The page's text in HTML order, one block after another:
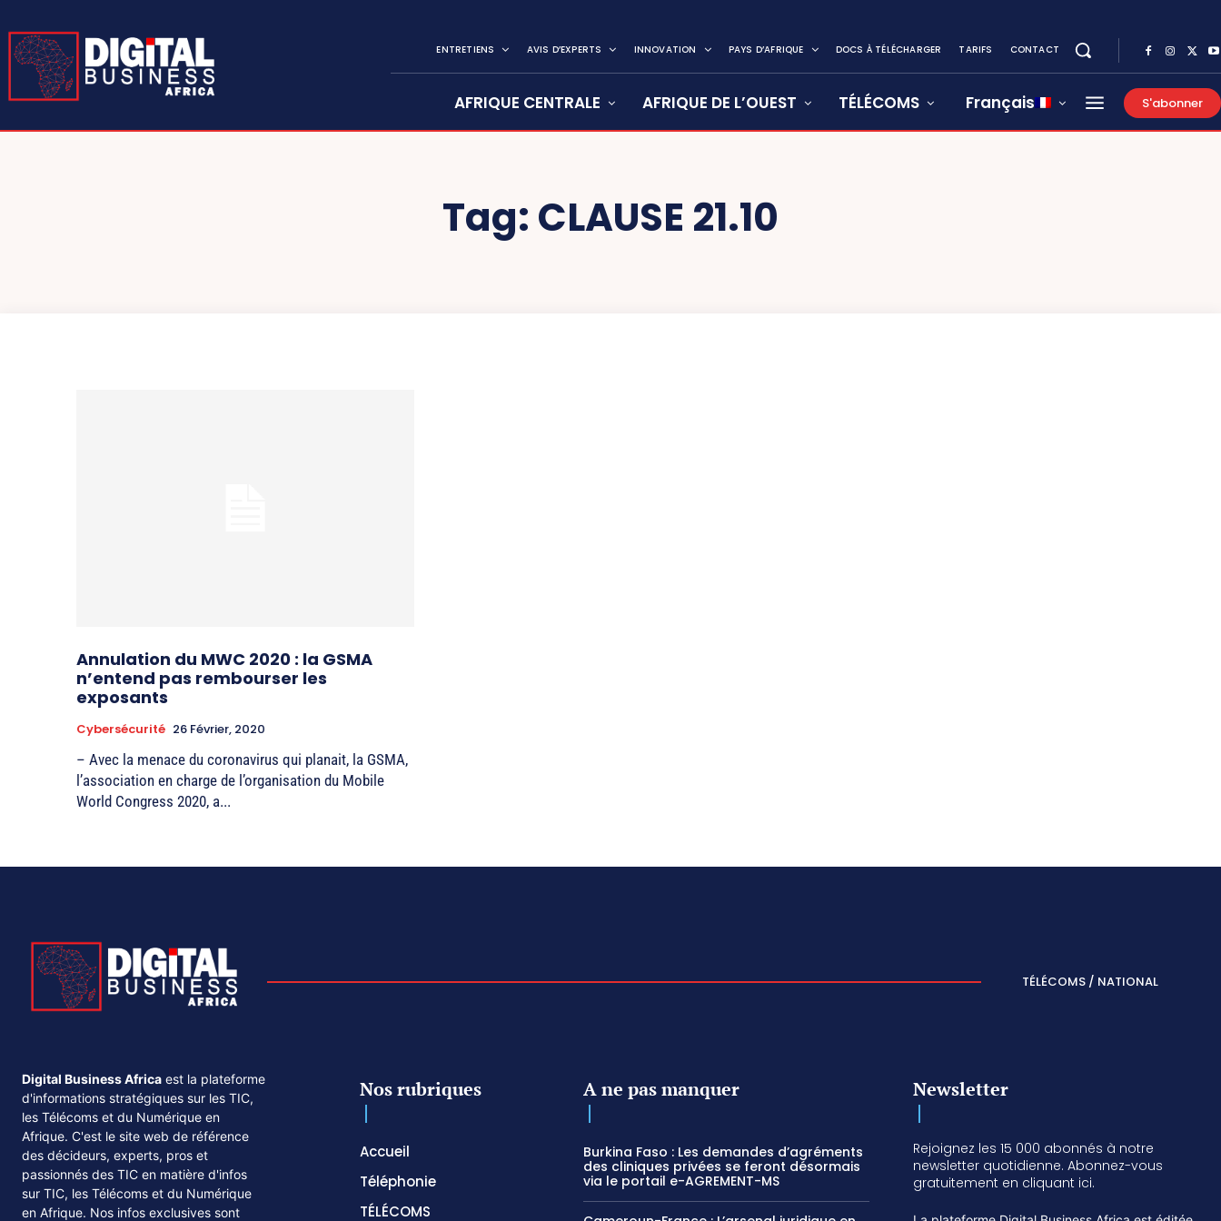
ENTRETIENS AVIS D’EXPERTS INNOVATION PAYS D’AFRIQUE DOCS À TÉLÉCHARGER TARIFS CONTACT
AFRIQUE CENTRALE AFRIQUE DE L’OUEST TÉLÉCOMS Français S'abonner
Tag: CLAUSE 21.10
Annulation du MWC 2020 : la GSMA
n’entend pas rembourser les
exposants
Cybersécurité 26 Février, 2020
– Avec la menace du coronavirus qui planait, la GSMA,
l’association en charge de l’organisation du Mobile
World Congress 2020, a...
TÉLÉCOMS / NATIONAL
Digital Business Africa est la plateforme
d'informations stratégiques sur les TIC,
les Télécoms et du Numérique en
Afrique. C'est le site web de référence
des décideurs, experts, pros et
passionnés des TIC en matière d'infos
sur TIC, les Télécoms et du Numérique
en Afrique. Nos infos exclusives sont
Nos rubriques
Accueil
Téléphonie
TÉLÉCOMS
A ne pas manquer
Burkina Faso : Les demandes d’agréments
des cliniques privées se feront désormais
via le portail e-AGREMENT-MS
Newsletter
Rejoignez les 15 000 abonnés à notre
newsletter quotidienne. Abonnez-vous
gratuitement en cliquant ici.